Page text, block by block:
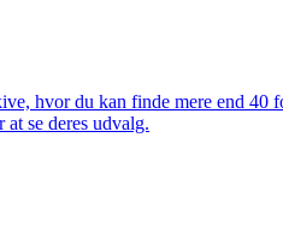
hvor du kan finde mere end 40
se deres udvalg.